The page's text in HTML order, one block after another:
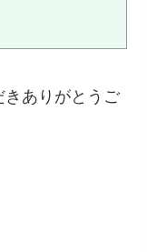
きありがとうご